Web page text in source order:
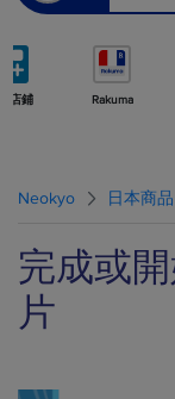
店鋪 Rakuma
Neokyo 日本商品
完成或
片